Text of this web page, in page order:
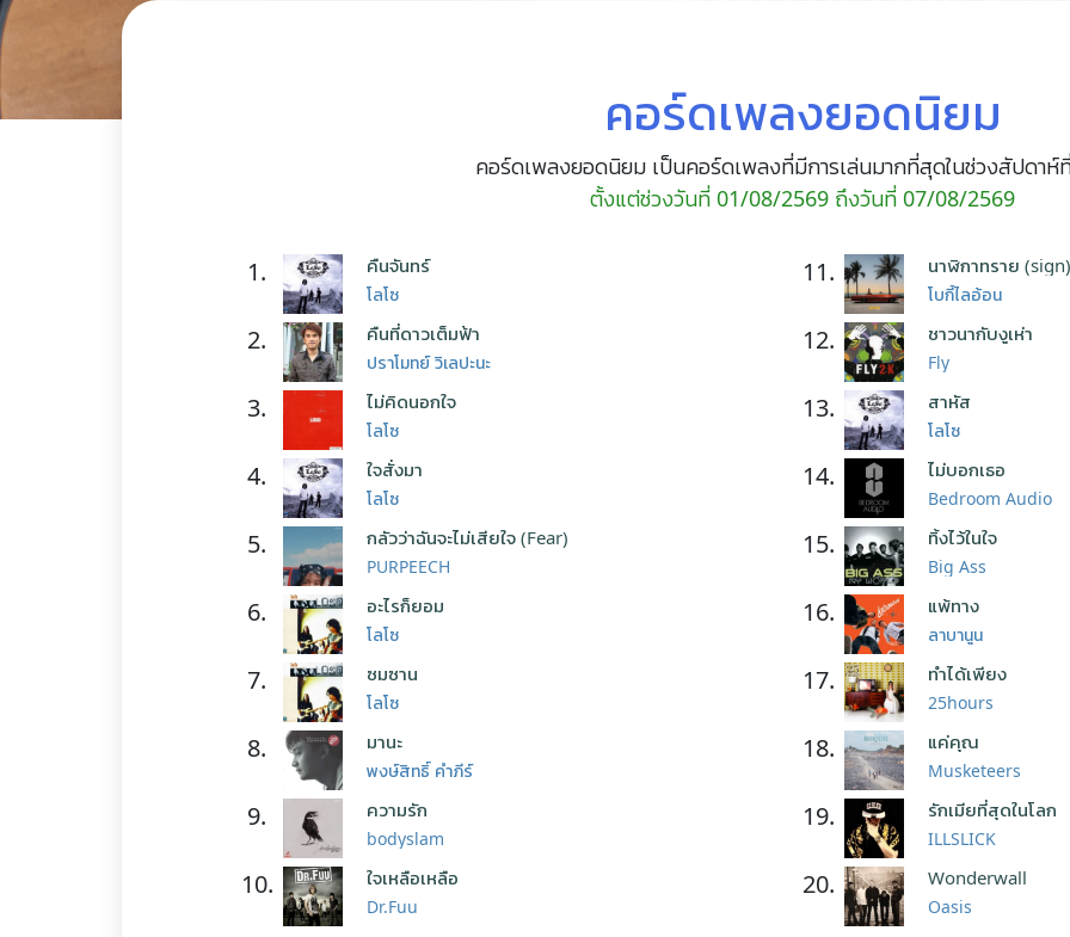
คอร์ดเพลงยอดนิยม
คอร์ดเพลงยอดนิยม เป็นคอร์ดเพลงที่มีการเล่นมากที่สุดในช่วงสัปดาห์
ตั้งแต่ช่วงวันที่ 01/08/2569 ถึงวันที่ 07/08/2569
1. คืนจันทร์
โลโซ
2. คืนที่ดาวเต็มฟ้า
ปราโมทย์ วิเลปะนะ
3. ไม่คิดนอกใจ
โลโซ
4. ใจสั่งมา
โลโซ
5. กลัวว่าฉันจะไม่เสียใจ (Fear)
PURPEECH
6. อะไรก็ยอม
โลโซ
7. ซมซาน
โลโซ
8. มานะ
พงษ์สิทธิ์ คำภีร์
9. ความรัก
bodyslam
10. ใจเหลือเหลือ
Dr.Fuu
11. นาฬิกาทราย (sign)
โบกี้ไลอ้อน
12. ชาวนากับงูเห่า
Fly
13. สาหัส
โลโซ
14. ไม่บอกเธอ
Bedroom Audio
15. ทิ้งไว้ในใจ
Big Ass
16. แพ้ทาง
ลาบานูน
17. ทำได้เพียง
25hours
18. แค่คุณ
Musketeers
19. รักเมียที่สุดในโลก
ILLSLICK
20. Wonderwall
Oasis